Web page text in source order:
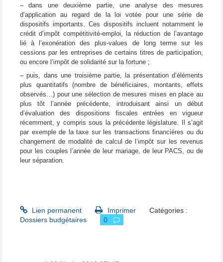
– dans une deuxième partie, une analyse des mesures
d’application au regard de la loi votée pour une série de
dispositifs importants. Ces dispositifs incluent notamment le
crédit d’impôt compétitivité-emploi, la réduction de l’avantage
lié à l’exonération des plus-values de long terme sur les
cessions par les entreprises de certains titres de participation,
ou encore l’impôt de solidarité sur la fortune ;
– puis, dans une troisième partie, la présentation d’éléments
plus quantitatifs (nombre de bénéficiaires, montants, effets
observés…) pour une sélection de mesures mises en place au
plus tôt l’année précédente, introduisant ainsi un début
d’évaluation des dispositions fiscales entrées en vigueur
récemment, y compris sous la précédente législature. Il s’agit
par exemple de la taxe sur les transactions financières ou du
changement de modalité de calcul de l’impôt sur les revenus
pour les couples l’année de leur mariage, de leur PACS, ou de
leur séparation.
Lien permanent Imprimer
Catégories :
Dossiers budgétaires
0